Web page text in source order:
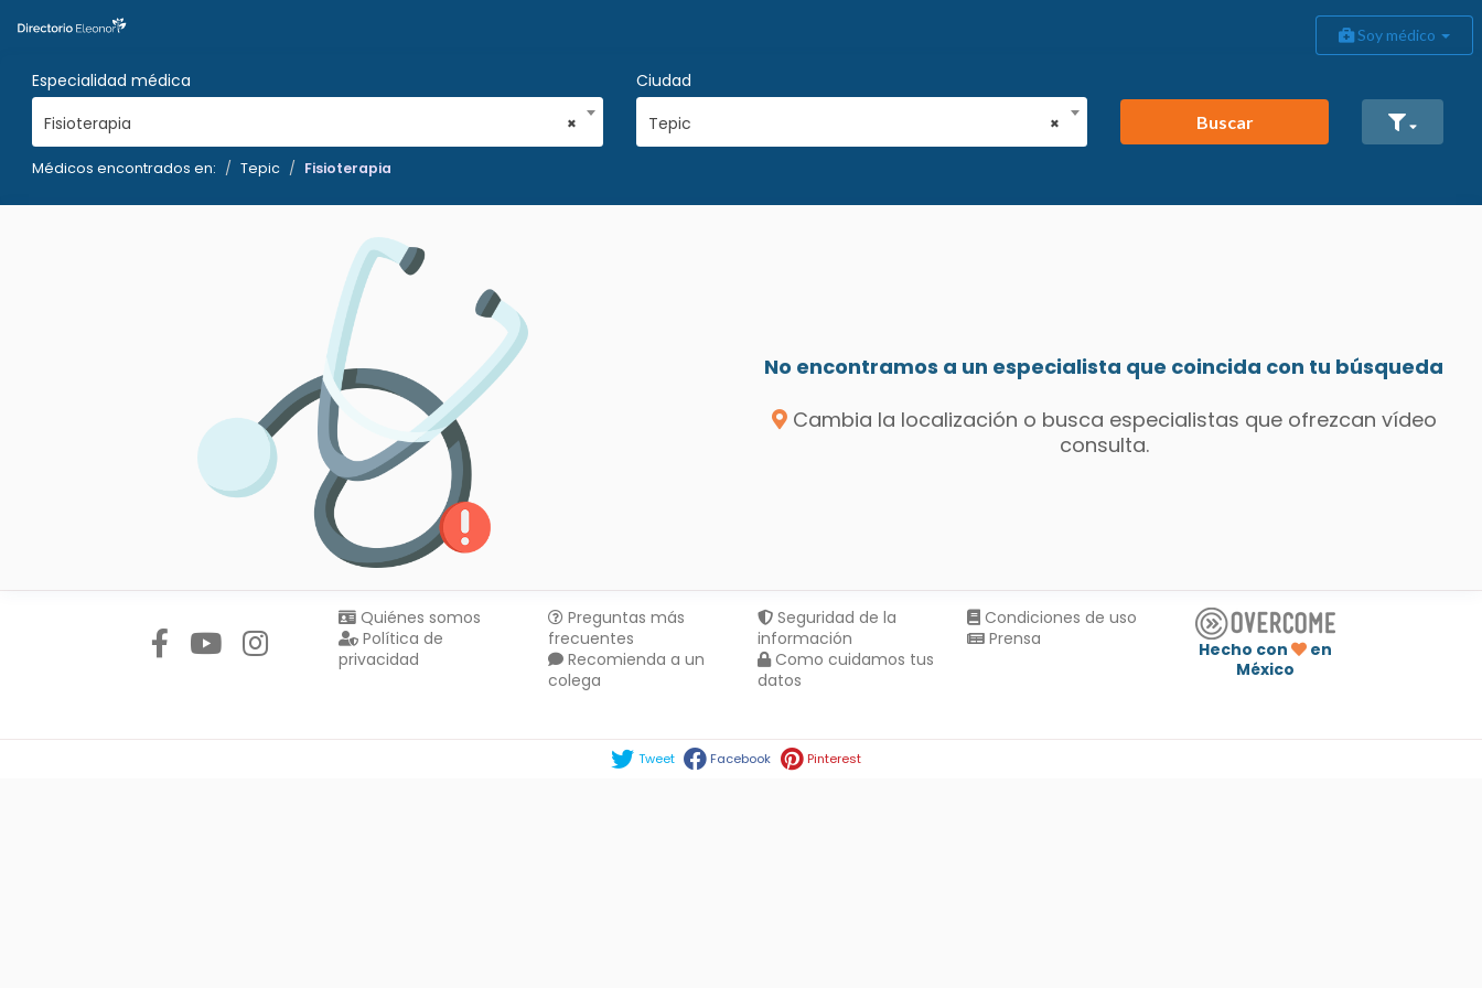
Soy médico
Especialidad médica
×
Fisioterapia
Ciudad
×
Tepic Buscar
Médicos encontrados en: Tepic Fisioterapia
No encontramos a un especialista que coincida con tu búsqueda
Cambia la localización o busca especialistas que ofrezcan vídeo
consulta.
Quiénes somos
Política de
privacidad
Preguntas más
frecuentes
Recomienda a un
colega
Seguridad de la
información
Como cuidamos tus
datos
Condiciones de uso
Prensa
Hecho con
en
México
Tweet Facebook Pinterest